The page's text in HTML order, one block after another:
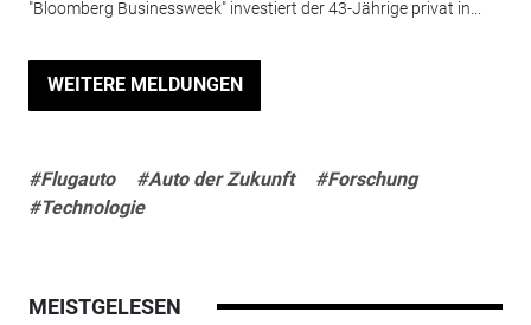
"Bloomberg Businessweek" investiert der 43-Jährige privat in...
WEITERE MELDUNGEN
#Flugauto #Auto der Zukunft
#Forschung
#Technologie
MEISTGELESEN